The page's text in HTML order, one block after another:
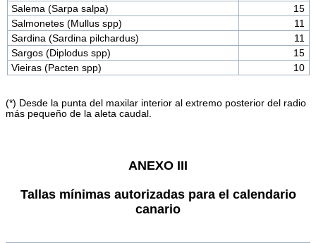
Salema (Sarpa salpa)
15
Salmonetes (Mullus spp)
11
Sardina (Sardina pilchardus)
11
Sargos (Diplodus spp)
15
Vieiras (Pacten spp)
10
(*) Desde la punta del maxilar interior al extremo posterior del radio
más pequeño de la aleta caudal.
ANEXO III
Tallas mínimas autorizadas para el calendario
canario